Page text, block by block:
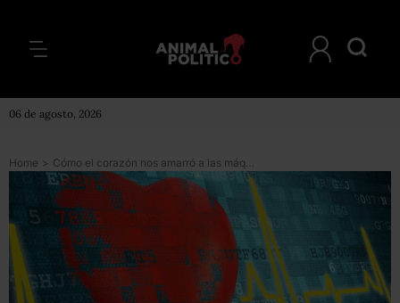
06 de agosto, 2026
Home > Cómo el corazón nos amarró a las máquinas y disparó la era de la medicina científica con botones